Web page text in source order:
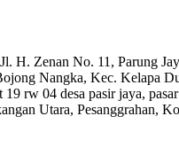
H. Zenan No. 11, Parung
Nangka, Kec. Kelapa
rw 04 desa pasir jaya,
Utara, Pesanggrahan,